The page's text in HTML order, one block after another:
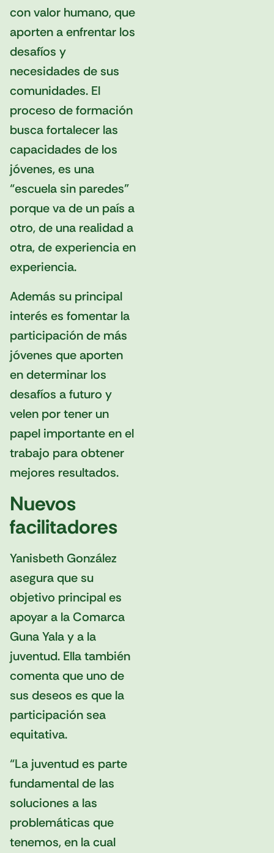
con valor humano, que
aporten a enfrentar los
desafíos y
necesidades de sus
comunidades. El
proceso de formación
busca fortalecer las
capacidades de los
jóvenes, es una
“escuela sin paredes”
porque va de un país a
otro, de una realidad a
otra, de experiencia en
experiencia.
Además su principal
interés es fomentar la
participación de más
jóvenes que aporten
en determinar los
desafíos a futuro y
velen por tener un
papel importante en el
trabajo para obtener
mejores resultados.
Nuevos
facilitadores
Yanisbeth González
asegura que su
objetivo principal es
apoyar a la Comarca
Guna Yala y a la
juventud. Ella también
comenta que uno de
sus deseos es que la
participación sea
equitativa.
“La juventud es parte
fundamental de las
soluciones a las
problemáticas que
tenemos, en la cual